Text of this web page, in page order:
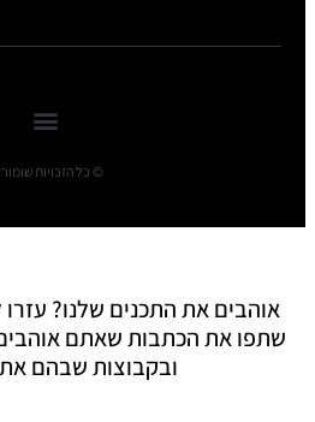
© כל הזכויות שומורות
אוהבים את התכנים שלנו? עזרו
שתפו את הכתבות שאתם
ובקבוצות שבהם